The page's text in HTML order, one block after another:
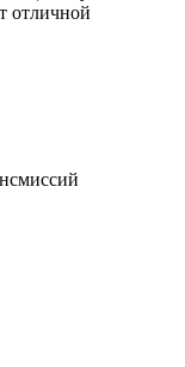
отличной